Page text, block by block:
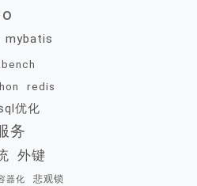
mybatis
redis
优化
务
外键
器化 悲观锁